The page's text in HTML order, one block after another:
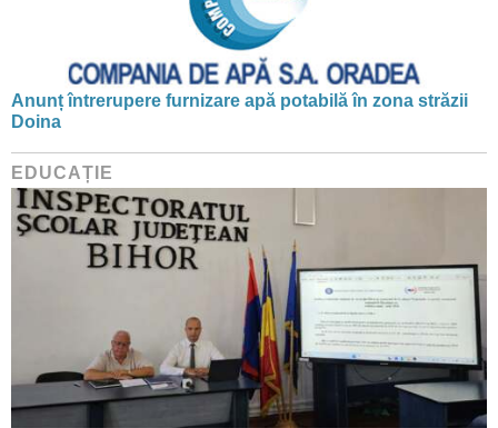
Anunț întrerupere furnizare apă potabilă în zona străzii
Doina
EDUCAȚIE